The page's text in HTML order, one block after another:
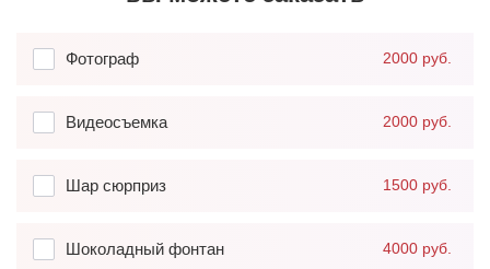
Фотограф 2000 руб.
Видеосъемка 2000 руб.
Шар сюрприз 1500 руб.
Шоколадный фонтан 4000 руб.